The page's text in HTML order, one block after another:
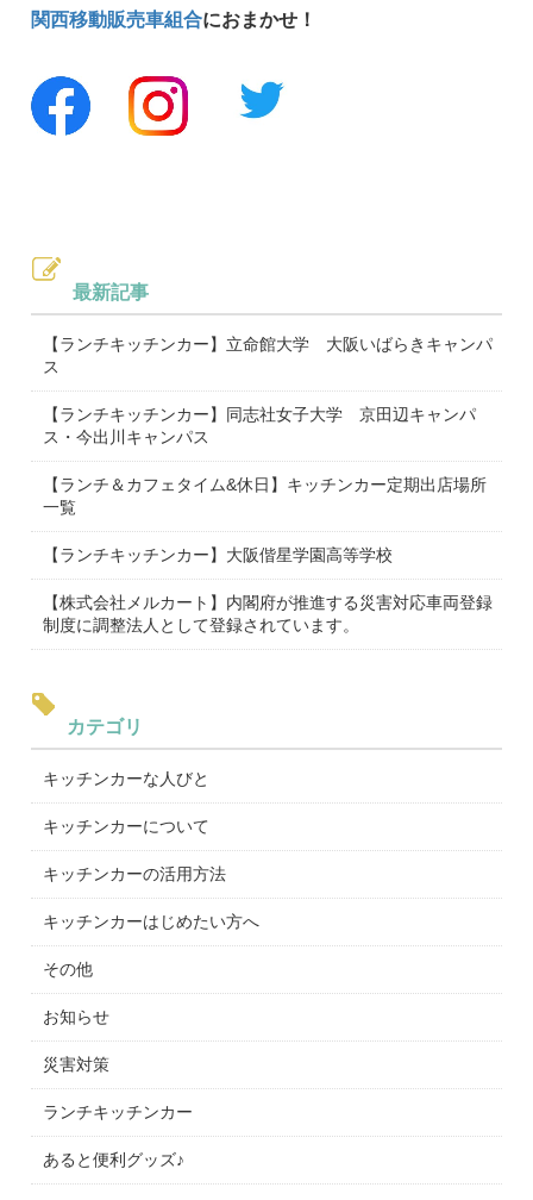
関西移動販売車組合におまかせ！
最新記事
【ランチキッチンカー】立命館大学 大阪いばらきキャンパ
ス
【ランチキッチンカー】同志社女子大学 京田辺キャンパ
ス・今出川キャンパス
【ランチ＆カフェタイム&休日】キッチンカー定期出店場所
一覧
【ランチキッチンカー】大阪偕星学園高等学校
【株式会社メルカート】内閣府が推進する災害対応車両登録
制度に調整法人として登録されています。
カテゴリ
キッチンカーな人びと
キッチンカーについて
キッチンカーの活用方法
キッチンカーはじめたい方へ
その他
お知らせ
災害対策
ランチキッチンカー
あると便利グッズ♪